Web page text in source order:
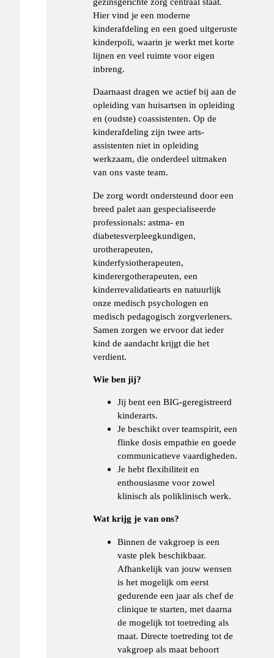
Hier vind je een moderne
kinderafdeling en een goed uitgeruste
kinderpoli, waarin je werkt met korte
lijnen en veel ruimte voor eigen
inbreng.
Daarnaast dragen we actief bij aan de
opleiding van huisartsen in opleiding
en (oudste) coassistenten. Op de
kinderafdeling zijn twee arts-
assistenten niet in opleiding
werkzaam, die onderdeel uitmaken
van ons vaste team.
De zorg wordt ondersteund door een
breed palet aan gespecialiseerde
professionals: astma- en
diabetesverpleegkundigen,
urotherapeuten,
kinderfysiotherapeuten,
kinderergotherapeuten, een
kinderrevalidatiearts en natuurlijk
onze medisch psychologen en
medisch pedagogisch zorgverleners.
Samen zorgen we ervoor dat ieder
kind de aandacht krijgt die het
verdient.
Wie ben jij?
Jij bent een BIG-geregistreerd
kinderarts.
Je beschikt over teamspirit, een
flinke dosis empathie en goede
communicatieve vaardigheden.
Je hebt flexibiliteit en
enthousiasme voor zowel
klinisch als poliklinisch werk.
Wat krijg je van ons?
Binnen de vakgroep is een
vaste plek beschikbaar.
Afhankelijk van jouw wensen
is het mogelijk om eerst
gedurende een jaar als chef de
clinique te starten, met daarna
de mogelijk tot toetreding als
maat. Directe toetreding tot de
vakgroep als maat behoort